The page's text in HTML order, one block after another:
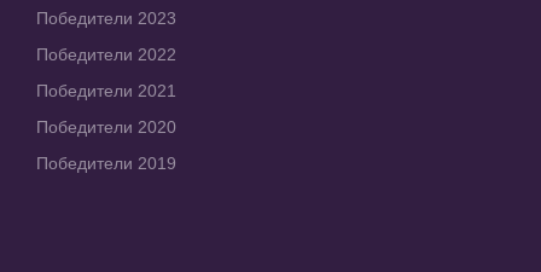
Победители 2023
Победители 2022
Победители 2021
Победители 2020
Победители 2019